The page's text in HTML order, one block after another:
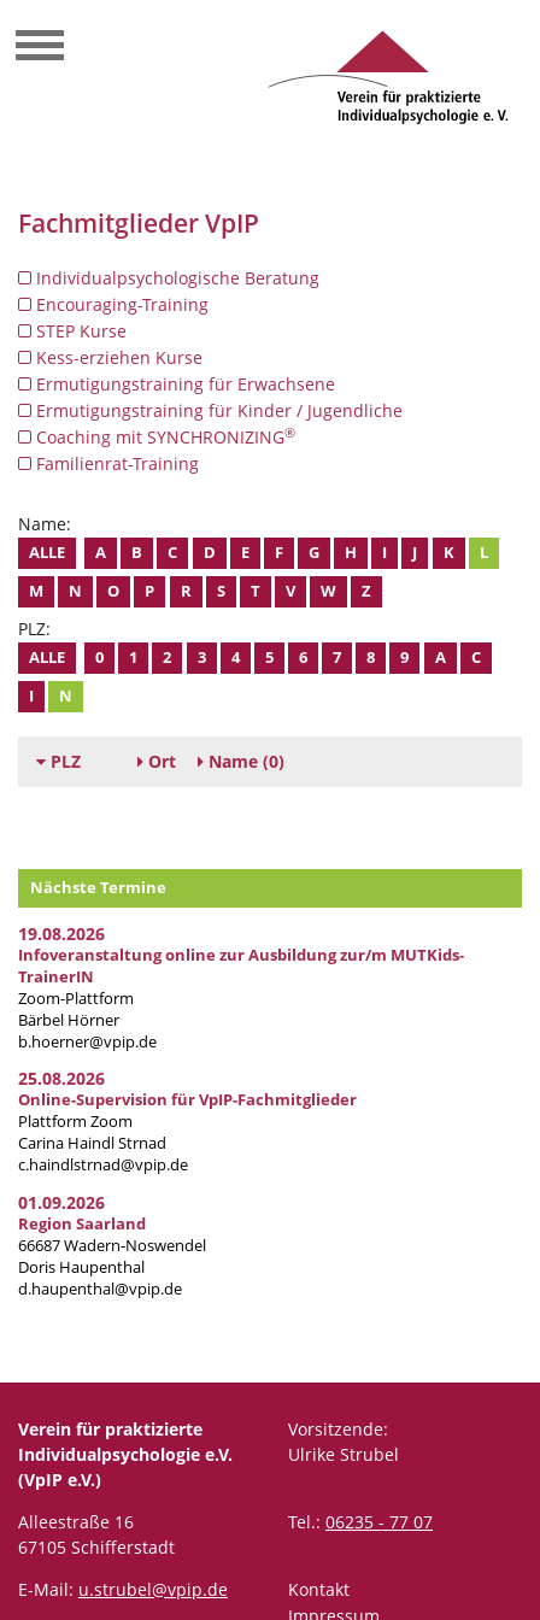
Fachmitglieder VpIP
Individualpsychologische Beratung
Encouraging-Training
STEP Kurse
Kess-erziehen Kurse
Ermutigungstraining für Erwachsene
Ermutigungstraining für Kinder / Jugendliche
Coaching mit SYNCHRONIZING®
Familienrat-Training
Name:
ALLE A B C D E F G H I J K
L
M
N O P R S T V W Z
PLZ:
ALLE 0 1 2 3 4 5 6 7 8 9 A
C
I
N
PLZ Ort Name (0)
Nächste Termine
19.08.2026
Infoveranstaltung online zur Ausbildung zur/m MUTKids-
TrainerIN
Zoom-Plattform
Bärbel Hörner
b.hoerner@vpip.de
25.08.2026
Online-Supervision für VpIP-Fachmitglieder
Plattform Zoom
Carina Haindl Strnad
c.haindlstrnad@vpip.de
01.09.2026
Region Saarland
66687 Wadern-Noswendel
Doris Haupenthal
d.haupenthal@vpip.de
Verein für praktizierte
Individualpsychologie e.V.
(VpIP e.V.)
Vorsitzende:
Ulrike Strubel
Alleestraße 16
67105 Schifferstadt
Tel.: 06235 - 77 07
E-Mail: u.strubel@vpip.de
Kontakt